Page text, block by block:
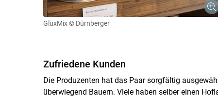
GlüxMix © Dürnberger
Zufriedene Kunden
Die Produzenten hat das Paar sorgfältig
überwiegend Bauern. Viele haben selber einen